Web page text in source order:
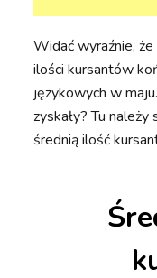
Widać wyraźnie,
ilości kursantów
językowych w
zyskały? Tu
średnią ilość